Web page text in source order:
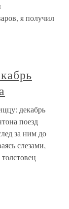
я получил
декабрь
поезд
за ним до
слезами,